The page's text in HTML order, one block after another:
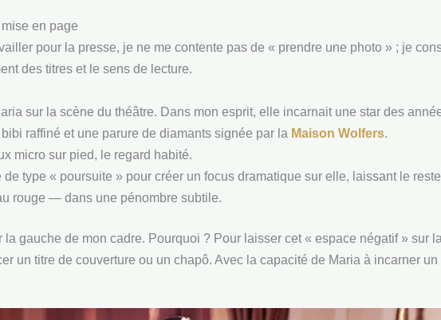
en page
pour la presse, je ne me contente pas de « prendre une photo » ; je
des titres et le sens de lecture.
sur la scène du théâtre. Dans mon esprit, elle incarnait une star des
raffiné et une parure de diamants signée par la Maison Wolfers.
micro sur pied, le regard habité.
de type « poursuite » pour créer un focus dramatique sur elle, laissant le
rouge — dans une pénombre subtile.
la gauche de mon cadre. Pourquoi ? Pour laisser cet « espace négatif » sur
un titre de couverture ou un chapô. Avec la capacité de Maria à incarner